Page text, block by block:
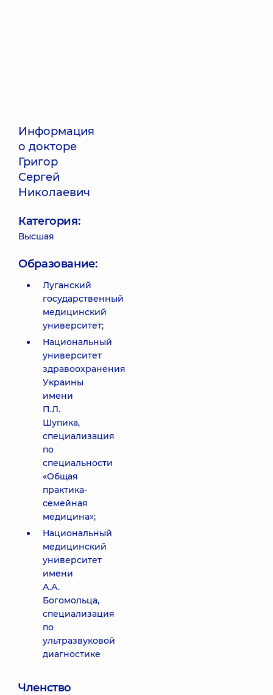
Информация
о докторе
Григор
Сергей
Николаевич
Категория:
Высшая
Образование:
Луганский
государственный
медицинский
университет;
Национальный
университет
здравоохранения
Украины
имени
П.Л.
Шупика,
специализация
по
специальности
«Общая
практика-
семейная
медицина»;
Национальный
медицинский
университет
имени
А.А.
Богомольца,
специализация
по
ультразвуковой
диагностике
Членство